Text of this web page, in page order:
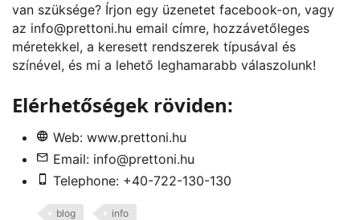
van szüksége? Írjon egy üzenetet facebook-on, vagy
az info@prettoni.hu email címre, hozzávetőleges
méretekkel, a keresett rendszerek típusával és
színével, és mi a lehető leghamarabb válaszolunk!
Elérhetőségek röviden:
Web: www.prettoni.hu
Email: info@prettoni.hu
Telephone: +40-722-130-130
blog info